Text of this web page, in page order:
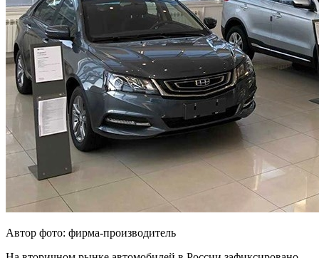
Автор фото: фирма-производитель